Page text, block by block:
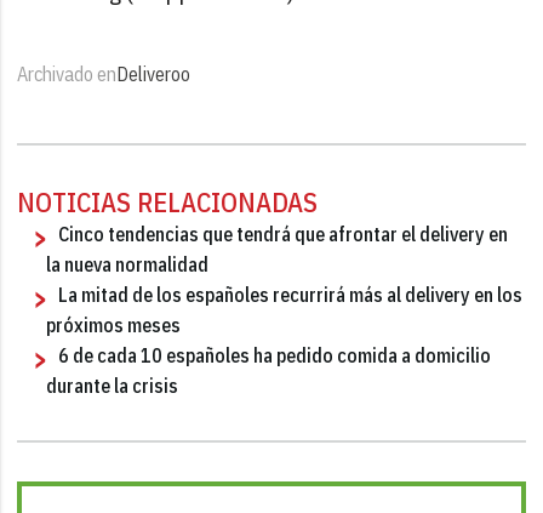
Archivado enDeliveroo
NOTICIAS RELACIONADAS
Cinco tendencias que tendrá que afrontar el delivery en
la nueva normalidad
La mitad de los españoles recurrirá más al delivery en los
próximos meses
6 de cada 10 españoles ha pedido comida a domicilio
durante la crisis